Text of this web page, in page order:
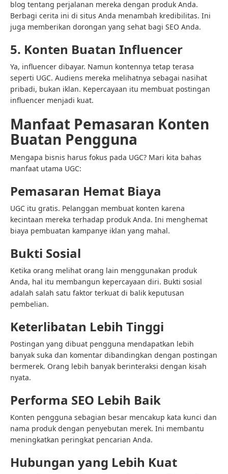
blog tentang perjalanan mereka dengan produk Anda.
Berbagi cerita ini di situs Anda menambah kredibilitas. Ini
juga memberikan dorongan yang sehat bagi SEO Anda.
5. Konten Buatan Influencer
Ya, influencer dibayar. Namun kontennya tetap terasa
seperti UGC. Audiens mereka melihatnya sebagai nasihat
pribadi, bukan iklan. Kepercayaan itu membuat postingan
influencer menjadi kuat.
Manfaat Pemasaran Konten
Buatan Pengguna
Mengapa bisnis harus fokus pada UGC? Mari kita bahas
manfaat utama UGC:
Pemasaran Hemat Biaya
UGC itu gratis. Pelanggan membuat konten karena
kecintaan mereka terhadap produk Anda. Ini menghemat
biaya pembuatan kampanye iklan yang mahal.
Bukti Sosial
Ketika orang melihat orang lain menggunakan produk
Anda, hal itu membangun kepercayaan diri. Bukti sosial
adalah salah satu faktor terkuat di balik keputusan
pembelian.
Keterlibatan Lebih Tinggi
Postingan yang dibuat pengguna mendapatkan lebih
banyak suka dan komentar dibandingkan dengan postingan
bermerek. Orang lebih banyak berinteraksi dengan kisah
nyata.
Performa SEO Lebih Baik
Konten pengguna sebagian besar mencakup kata kunci dan
nama produk dengan penyebutan merek. Ini membantu
meningkatkan peringkat pencarian Anda.
Hubungan yang Lebih Kuat